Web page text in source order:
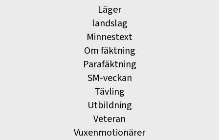
Läger
landslag
Minnestext
Om fäktning
Parafäktning
SM-veckan
Tävling
Utbildning
Veteran
Vuxenmotionärer